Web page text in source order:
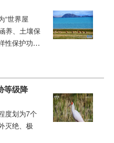
“世界屋
养、土壤保
性保护功
屏障和全
等级降
度划为7个
灭绝、极